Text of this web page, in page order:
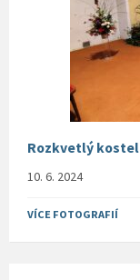
Rozkvetlý kostel
10. 6. 2024
VÍCE FOTOGRAFIÍ